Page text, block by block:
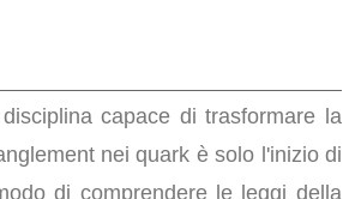
capace di trasformare la
nei quark è solo l'inizio di
di comprendere le leggi della